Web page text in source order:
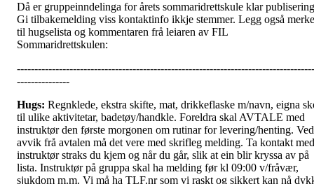
Då er gruppeinndelinga for årets sommaridrettskule klar
Gi tilbakemelding viss kontaktinfo ikkje stemmer. Legg også merke
til hugselista og kommentaren frå leiaren av FIL
Sommaridrettskulen:
---------------
Hugs: Regnklede, ekstra skifte, mat, drikkeflaske m/navn, eigna
til ulike aktivitetar, badetøy/handkle. Foreldra skal AVTALE med
instruktør den første morgonen om rutinar for levering/henting. Ved
avvik frå avtalen må det vere med skrifleg melding. Ta kontakt med
instruktør straks du kjem og når du går, slik at ein blir kryssa av på
lista. Instruktør på gruppa skal ha melding før kl 09:00 v/fråvær,
sjukdom m.m. Vi må ha TLF.nr som vi raskt og sikkert kan nå